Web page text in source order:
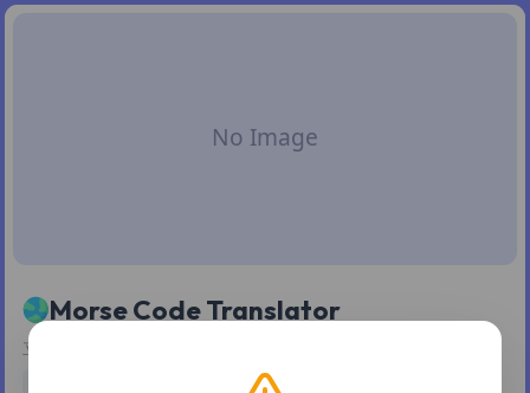
Morse Code Translator
立即将文本翻译为摩斯密码，并将摩斯密码解码回文本。
communication